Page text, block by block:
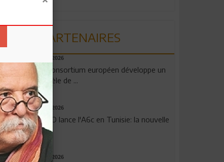
PARTENAIRES
06.08.2026
Un consortium européen développe un
modèle de ...
04.08.2026
OPPO lance l'A6c en Tunisie: la nouvelle
...
29.07.2026